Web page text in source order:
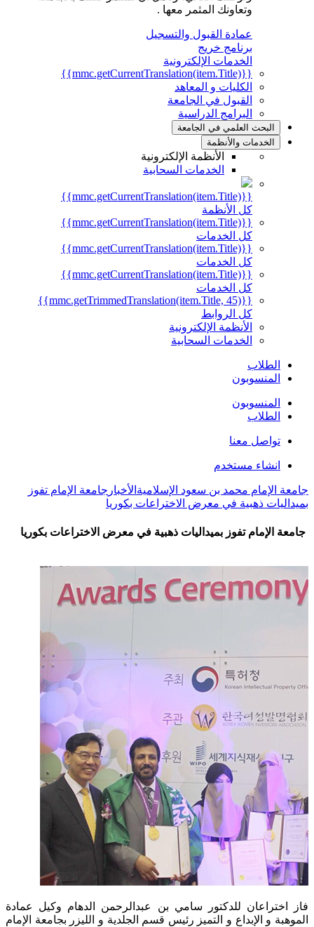
وتعاونك المثمر معها .
عمادة القبول والتسجيل
برنامج خريج
الخدمات الإلكترونية
{{mmc.getCurrentTranslation(item.Title)}}
الكليات و المعاهد
القبول في الجامعة
البرامج الدراسية
البحث العلمي في الجامعة
الخدمات والأنظمة
الأنظمة الإلكترونية
الخدمات السحابية
{{mmc.getCurrentTranslation(item.Title)}}
كل الأنظمة
{{mmc.getCurrentTranslation(item.Title)}}
كل الخدمات
{{mmc.getCurrentTranslation(item.Title)}}
كل الخدمات
{{mmc.getCurrentTranslation(item.Title)}}
كل الخدمات
{{mmc.getTrimmedTranslation(item.Title, 45)}}
كل الروابط
الأنظمة الإلكترونية
الخدمات السحابية
الطلاب
المنسوبون
المنسوبون
الطلاب
تواصل معنا
انشاء مستخدم
جامعة الإمام محمد بن سعود الإسلامية الأخبار جامعة الإمام تفوز
بميداليات ذهبية في معرض الاختراعات بكوريا
جامعة الإمام تفوز بميداليات ذهبية في معرض الاختراعات بكوريا
فاز اختراعان للدكتور سامي بن عبدالرحمن الدهام وكيل عمادة
الموهبة و الإبداع و التميز رئيس قسم الجلدية و الليزر بجامعة الإمام